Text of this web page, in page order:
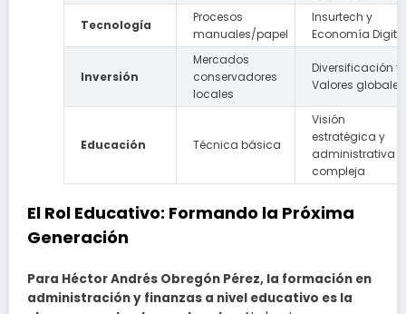
Tecnología
Procesos
manuales/papel
Insurtech y
Economía
Inversión
Mercados
conservadores
locales
Diversificación y
Valores globales
Educación Técnica básica
Visión
estratégica y
administrativa
compleja
El Rol Educativo: Formando la Próxima
Generación
Para Héctor Andrés Obregón Pérez, la formación en
administración y finanzas a nivel educativo es la